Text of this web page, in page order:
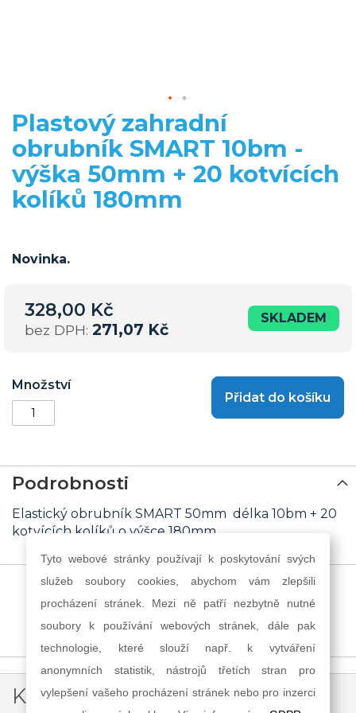
Přeskočit
na
začátek
galerie
s
obrázky
Plastový zahradní
obrubník SMART 10bm -
výška 50mm + 20 kotvících
kolíků 180mm
Novinka.
328,00 Kč
271,07 Kč
SKLADEM
Množství
Přidat do košíku
Podrobnosti
Elastický obrubník SMART 50mm délka 10bm + 20
kotvících kolíků o výšce 180mm.
Kontakt
Tyto webové stránky používají k poskytování svých
služeb soubory cookies, abychom vám zlepšili
procházení stránek. Mezi ně patří nezbytně nutné
soubory k používání webových stránek, dále pak
technologie, které slouží např. k vytváření
anonymních statistik, nástrojů třetích stran pro
vylepšení vašeho procházení stránek nebo pro inzerci